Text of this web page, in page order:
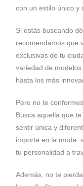
con un estilo único y
Si estás buscando
recomendamos que
exclusivas de tu
variedad de
hasta los más
Pero no te
Busca aquella que
sentir única y
importa en la moda:
tu personalidad a
Además, no te